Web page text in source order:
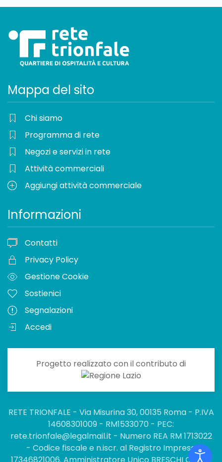
Mappa del sito
Chi siamo
Programma di rete
Negozi e servizi in rete
Attività commerciali
Aggiungi attività commerciale
Informazioni
Contatti
Privacy Policy
Gestione Cookie
Sostienici
Segnalazioni
Accedi
Progetto realizzato con il contributo di
RETE TRIONFALE - Via Misurina 30, 00135 Roma - P.IVA
14608301009 - RM1533070 - PEC:
rete.trionfale@legalmail.it - Numero REA RM 1713022
- Codice fiscale e n.iscr. al Registro Imprese